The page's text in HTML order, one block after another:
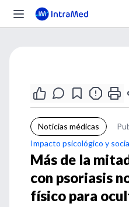
Noticias médicas
Impacto psicológico y
Más de la
con psoriasis
físico para